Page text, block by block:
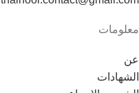
معلومات
عن
الشهادات